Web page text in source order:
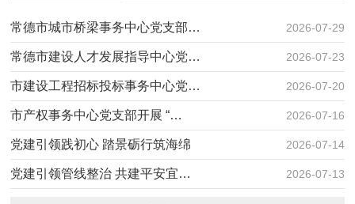
2026-07-29
常德市城市桥梁事务中心党支部…
2026-07-23
常德市建设人才发展指导中心党…
2026-07-20
市建设工程招标投标事务中心党…
2026-07-16
市产权事务中心党支部开展 “…
2026-07-14
党建引领践初心 踏景砺行筑海绵
2026-07-13
党建引领管线整治 共建平安宜…